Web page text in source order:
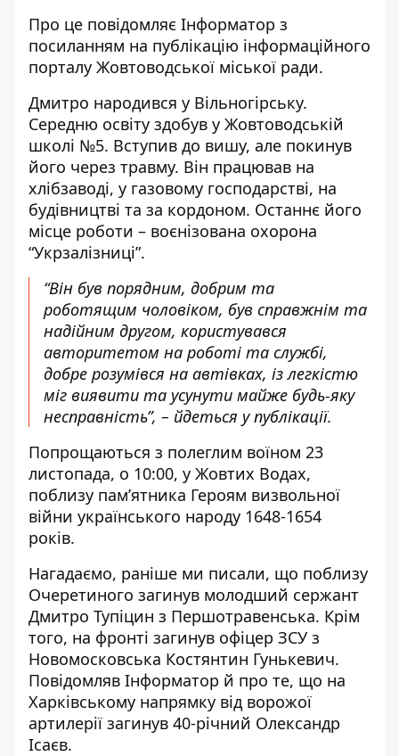
Про це повідомляє Інформатор з
посиланням на публікацію інформаційного
порталу Жовтоводської міської ради.
Дмитро народився у Вільногірську.
Середню освіту здобув у Жовтоводській
школі №5. Вступив до вишу, але покинув
його через травму. Він працював на
хлібзаводі, у газовому господарстві, на
будівництві та за кордоном. Останнє його
місце роботи – воєнізована охорона
“Укрзалізниці”.
“Він був порядним, добрим та
роботящим чоловіком, був справжнім та
надійним другом, користувався
авторитетом на роботі та службі,
добре розумівся на автівках, із легкістю
міг виявити та усунути майже будь-яку
несправність”, – йдеться у публікації.
Попрощаються з полеглим воїном 23
листопада, о 10:00, у Жовтих Водах,
поблизу пам’ятника Героям визвольної
війни українського народу 1648-1654
років.
Нагадаємо, раніше ми писали, що поблизу
Очеретиного загинув молодший сержант
Дмитро Тупіцин з Першотравенська. Крім
того, на фронті загинув офіцер ЗСУ з
Новомосковська Костянтин Гунькевич.
Повідомляв Інформатор й про те, що на
Харківському напрямку від ворожої
артилерії загинув 40-річний Олександр
Ісаєв.